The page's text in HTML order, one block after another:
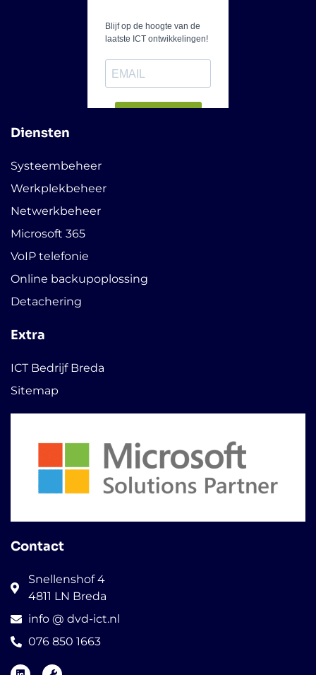
Diensten
Systeembeheer
Werkplekbeheer
Netwerkbeheer
Microsoft 365
VoIP telefonie
Online backupoplossing
Detachering
Extra
ICT Bedrijf Breda
Sitemap
Contact
Snellenshof 4
4811 LN Breda
info @ dvd-ict.nl
076 850 1663